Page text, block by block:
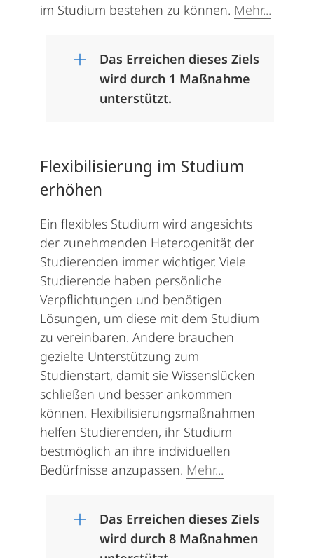
im Studium bestehen zu können. Mehr...
Das Erreichen dieses Ziels
wird durch 1 Maßnahme
unterstützt.
Flexibilisierung im Studium
erhöhen
Ein flexibles Studium wird angesichts
der zunehmenden Heterogenität der
Studierenden immer wichtiger. Viele
Studierende haben persönliche
Verpflichtungen und benötigen
Lösungen, um diese mit dem Studium
zu vereinbaren. Andere brauchen
gezielte Unterstützung zum
Studienstart, damit sie Wissenslücken
schließen und besser ankommen
können. Flexibilisierungsmaßnahmen
helfen Studierenden, ihr Studium
bestmöglich an ihre individuellen
Bedürfnisse anzupassen. Mehr...
Das Erreichen dieses Ziels
wird durch 8 Maßnahmen